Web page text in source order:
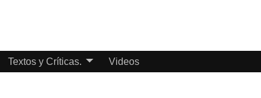
Textos y Críticas. Videos